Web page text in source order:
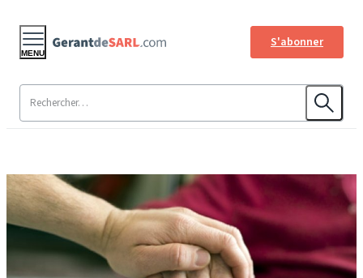
S'abonner
MENU